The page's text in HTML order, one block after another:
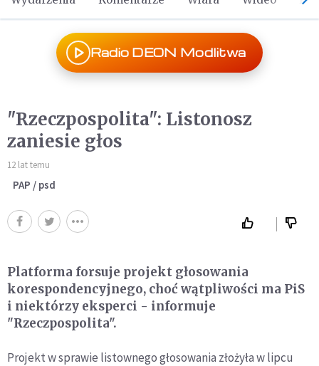
Radio DEON Modlitwa
"Rzeczpospolita": Listonosz
zaniesie głos
12 lat temu
PAP / psd
Platforma forsuje projekt głosowania
korespondencyjnego, choć wątpliwości ma PiS
i niektórzy eksperci - informuje
"Rzeczpospolita".
Projekt w sprawie listownego głosowania złożyła w lipcu